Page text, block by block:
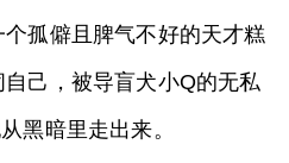
孤僻且脾气不好的天才糕
己，被导盲犬小Q的无私
黑暗里走出来。